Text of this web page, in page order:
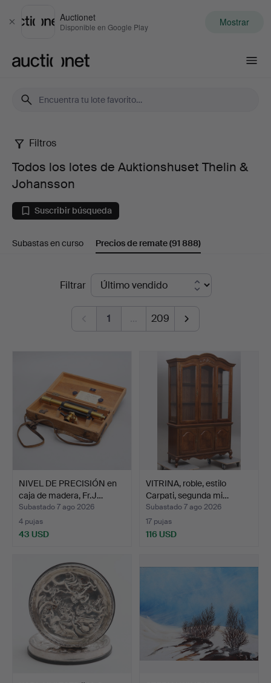
Cerrar
Auctionet
Disponible en Google Play Mostrar
Todos
los
lotes
de
Filtros
Todos los lotes de Auktionshuset Thelin &
Johansson
Suscribir búsqueda
Subastas en curso Precios de remate(91 888)
Filtrar
1 … 209
NIVEL DE PRECISIÓN en
caja de madera, Fr.J…
Subastado 7 ago 2026
4 pujas
43 USD
VITRINA, roble, estilo
Carpati, segunda mi…
Subastado 7 ago 2026
17 pujas
116 USD